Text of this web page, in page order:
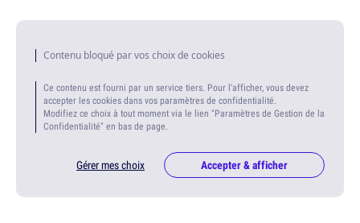
Contenu bloqué par vos choix de cookies
Ce contenu est fourni par un service tiers. Pour l'afficher, vous devez
accepter les cookies dans vos paramètres de confidentialité.
Modifiez ce choix à tout moment via le lien "Paramètres de Gestion de la
Confidentialité" en bas de page.
Gérer mes choix Accepter & afficher